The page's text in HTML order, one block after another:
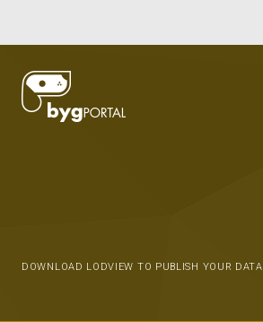
DOWNLOAD LODVIEW TO PUBLISH YOUR DATA